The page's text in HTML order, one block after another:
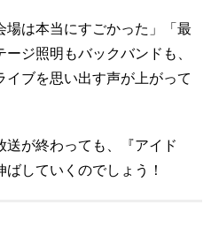
は本当にすごかった」「最
ジ照明もバックバンドも、
ブを思い出す声が上がって
送が終わっても、『アイド
していくのでしょう！